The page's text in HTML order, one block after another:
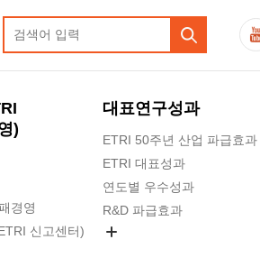
)
경영
신고센터)
대표연구성과
ETRI 50주년 산업 파급효과
ETRI 대표성과
연도별 우수성과
R&D 파급효과